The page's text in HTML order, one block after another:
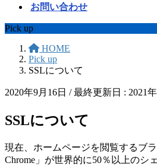
お問い合わせ
Pick up
HOME
Pick up
SSLについて
2020年9月16日 / 最終更新日 : 2021
SSLについて
現在、ホームページを閲覧するブ
Chrome」が世界的に50％以上のシ